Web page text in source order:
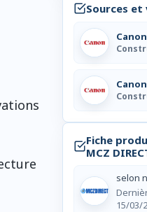
Sources
Fiche
MCZ
selon
15/03/